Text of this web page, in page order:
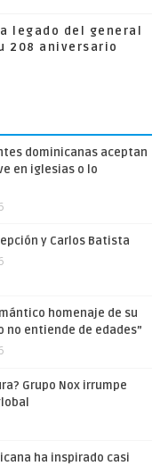
legado del general
208 aniversario
dominicanas aceptan
en iglesias o lo
y Carlos Batista
homenaje de su
no entiende de edades”
Grupo Nox irrumpe
ha inspirado casi